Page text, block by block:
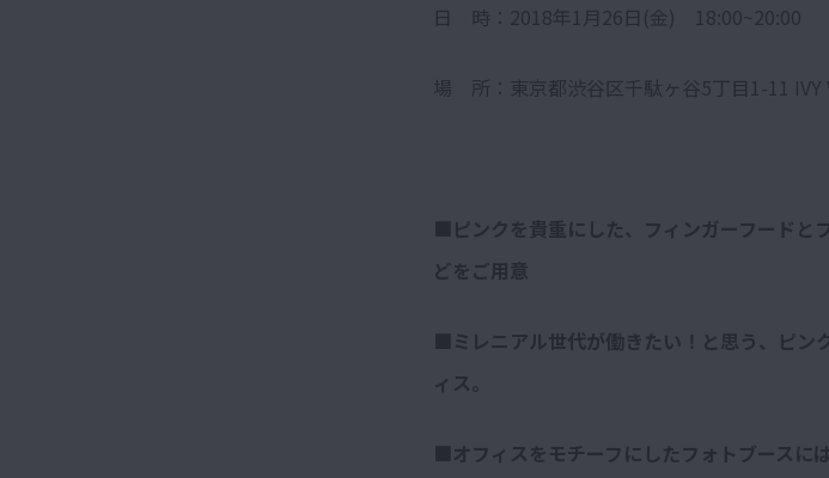
日 時：2018年1月26日(金) 18:00~20:00
場 所：東京都渋谷区千駄ヶ谷5丁目1-11 IVY
■ピンクを貴重にした、フィンガーフードと
どをご用意
■ミレニアル世代が働きたい！と思う、ピン
ィス。
■オフィスをモチーフにしたフォトブースに